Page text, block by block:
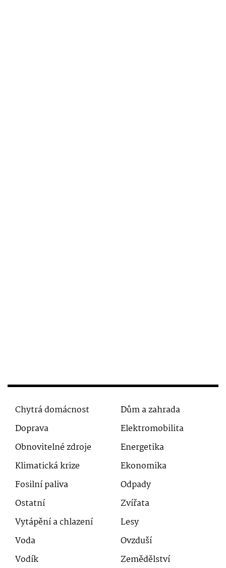
Chytrá domácnost
Dům a zahrada
Doprava
Elektromobilita
Obnovitelné zdroje
Energetika
Klimatická krize
Ekonomika
Fosilní paliva
Odpady
Ostatní
Zvířata
Vytápění a chlazení
Lesy
Voda
Ovzduší
Vodík
Zemědělství